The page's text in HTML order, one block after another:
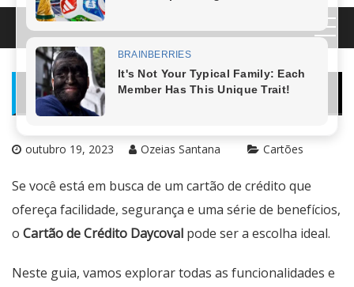
CARTÃO DE CRÉDITO DAYCOVAL: SAIBA TUDO E
VEJA COMO PEDIR O SEU
outubro 19, 2023 Ozeias Santana Cartões
Se você está em busca de um cartão de crédito que
ofereça facilidade, segurança e uma série de benefícios,
o Cartão de Crédito Daycoval pode ser a escolha ideal.
Neste guia, vamos explorar todas as funcionalidades e